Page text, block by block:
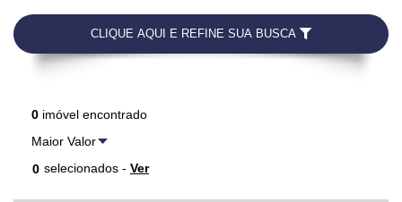
CLIQUE AQUI E REFINE SUA BUSCA
0 imóvel encontrado
0 selecionados - Ver